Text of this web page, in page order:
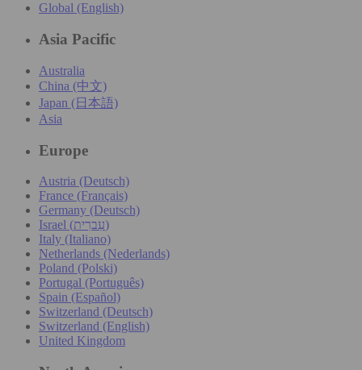
Global (English)
Asia Pacific
Australia
China (中文)
Japan (日本語)
Asia
Europe
Austria (Deutsch)
France (Français)
Germany (Deutsch)
Israel (עִברִית)
Italy (Italiano)
Netherlands (Nederlands)
Poland (Polski)
Portugal (Português)
Spain (Español)
Switzerland (Deutsch)
Switzerland (English)
United Kingdom